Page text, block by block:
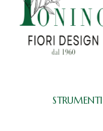
STRUMENTI